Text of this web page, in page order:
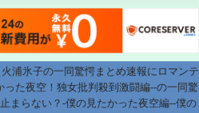
浦氷子の一同驚愕まとめ速報にロマンテ
った夜空！独女批判殺到激闘編--の一同驚
まらない？-僕の見たかった夜空編--僕の